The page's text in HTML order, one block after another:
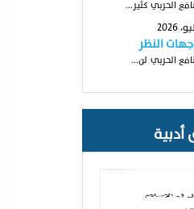
الحربي كثير...
النظر
الحربي لن...
أدبية